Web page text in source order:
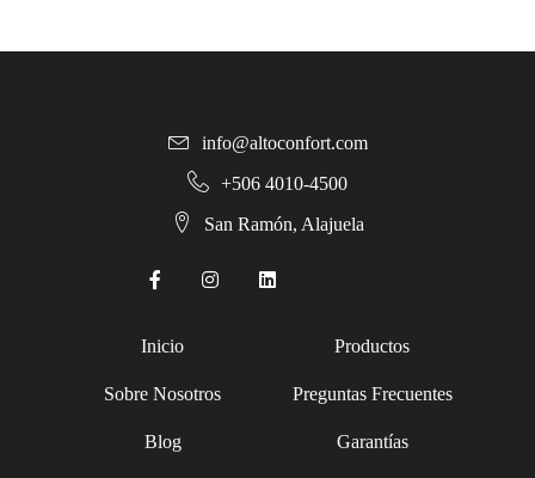
info@altoconfort.com
+506 4010-4500
San Ramón, Alajuela
Inicio Productos
Sobre Nosotros Preguntas Frecuentes
Blog Garantías